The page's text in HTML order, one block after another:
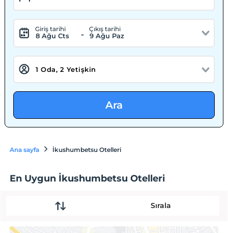
Giriş tarihi
8 Ağu Cts -
Çıkış tarihi
9 Ağu Paz
Ara
Ana sayfa İkushumbetsu Otelleri
En Uygun İkushumbetsu Otelleri
Sırala